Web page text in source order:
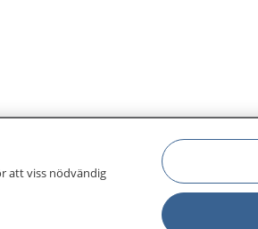
att viss nödvändig